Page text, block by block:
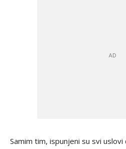
Samim tim, ispunjeni su svi